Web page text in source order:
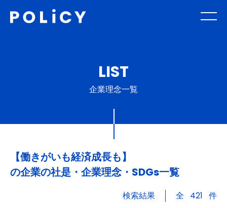
LIST
企業理念一覧
【働きがいも経済成長も】
の企業の社是・企業理念・SDGs一覧
検索結果 全 421 件